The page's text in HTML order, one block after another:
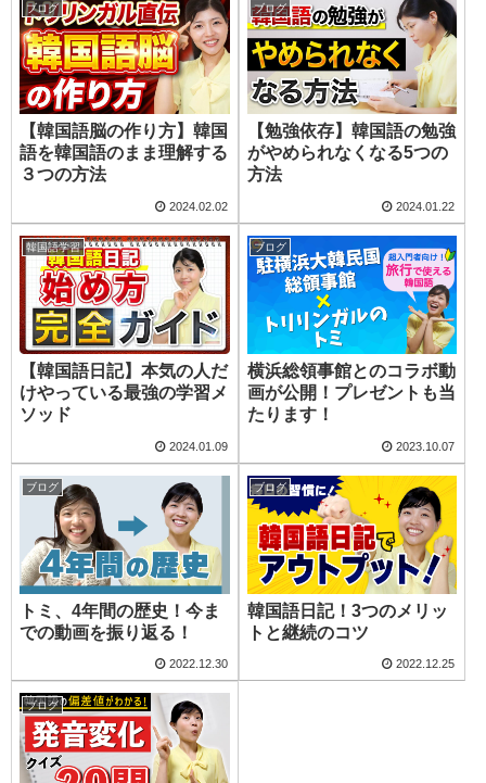
ブログ
【韓国語脳の作り方】韓国
語を韓国語のまま理解する
３つの方法
2024.02.02
ブログ
【勉強依存】韓国語の勉強
がやめられなくなる5つの
方法
2024.01.22
韓国語学習
【韓国語日記】本気の人だ
けやっている最強の学習メ
ソッド
2024.01.09
ブログ
横浜総領事館とのコラボ動
画が公開！プレゼントも当
たります！
2023.10.07
ブログ
トミ、4年間の歴史！今ま
での動画を振り返る！
2022.12.30
ブログ
韓国語日記！3つのメリッ
トと継続のコツ
2022.12.25
ブログ